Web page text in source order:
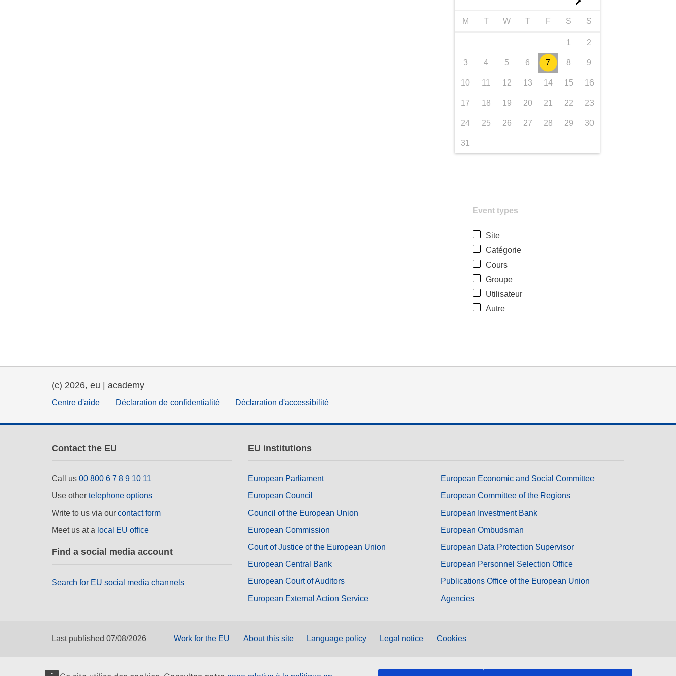
M T W T F S S
1 2
3 4 5 6 7 8 9
10 11 12 13 14 15 16
17 18 19 20 21 22 23
24 25 26 27 28 29 30
31
Event types
Site
Catégorie
Cours
Groupe
Utilisateur
Autre
(c) 2026, eu | academy
Centre d'aide Déclaration de confidentialité Déclaration d'accessibilité
Contact the EU
Call us 00 800 6 7 8 9 10 11
Use other telephone options
Write to us via our contact form
Meet us at a local EU office
Find a social media account
Search for EU social media channels
EU institutions
European Parliament
European Council
Council of the European Union
European Commission
Court of Justice of the European Union
European Central Bank
European Court of Auditors
European External Action Service
European Economic and Social Committee
European Committee of the Regions
European Investment Bank
European Ombudsman
European Data Protection Supervisor
European Personnel Selection Office
Publications Office of the European Union
Agencies
Last published 07/08/2026 Work for the EU About this site Language policy Legal notice Cookies